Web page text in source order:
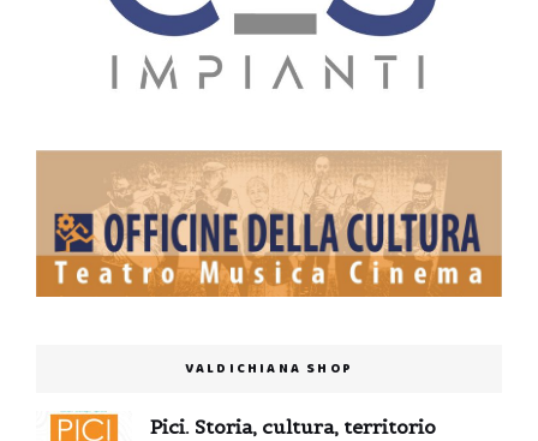
VALDICHIANA SHOP
Pici. Storia, cultura, territorio